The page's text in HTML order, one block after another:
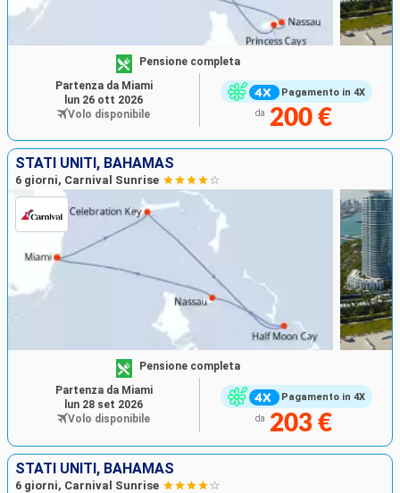
Pagamento in 4X
Pensione completa
da 200 €
Partenza da Miami
lun 26 ott 2026
Volo disponibile
STATI UNITI, BAHAMAS
6 giorni, Carnival Sunrise
Pagamento in 4X
Pensione completa
da 203 €
Partenza da Miami
lun 28 set 2026
Volo disponibile
STATI UNITI, BAHAMAS
6 giorni, Carnival Sunrise